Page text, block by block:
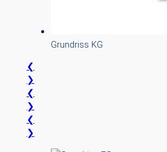
Grundriss KG
❮
❯
❮
❯
❮
❯